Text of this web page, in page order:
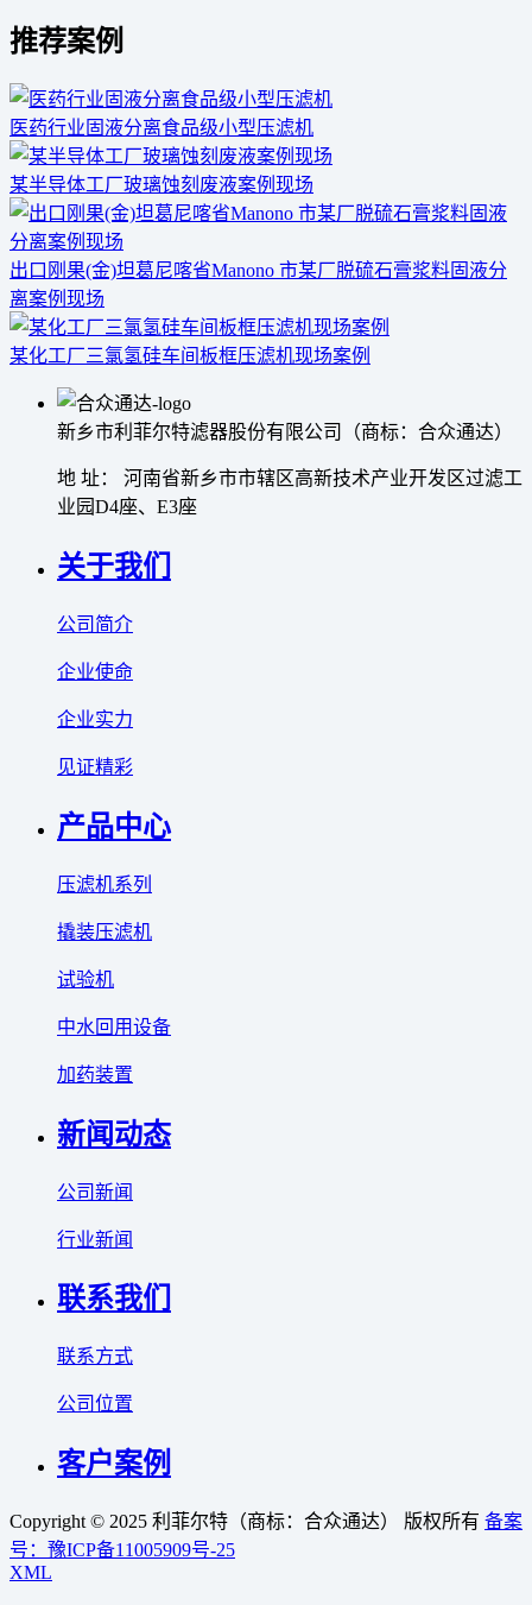
推荐案例
医药行业固液分离食品级小型压滤机
某半导体工厂玻璃蚀刻废液案例现场
出口刚果(金)坦葛尼喀省Manono 市某厂脱硫石膏浆料固液分
离案例现场
某化工厂三氯氢硅车间板框压滤机现场案例
新乡市利菲尔特滤器股份有限公司（商标：合众通达）
地 址： 河南省新乡市市辖区高新技术产业开发区过滤工
业园D4座、E3座
关于我们
公司简介
企业使命
企业实力
见证精彩
产品中心
压滤机系列
撬装压滤机
试验机
中水回用设备
加药装置
新闻动态
公司新闻
行业新闻
联系我们
联系方式
公司位置
客户案例
Copyright © 2025 利菲尔特（商标：合众通达） 版权所有 备案
号：豫ICP备11005909号-25
XML